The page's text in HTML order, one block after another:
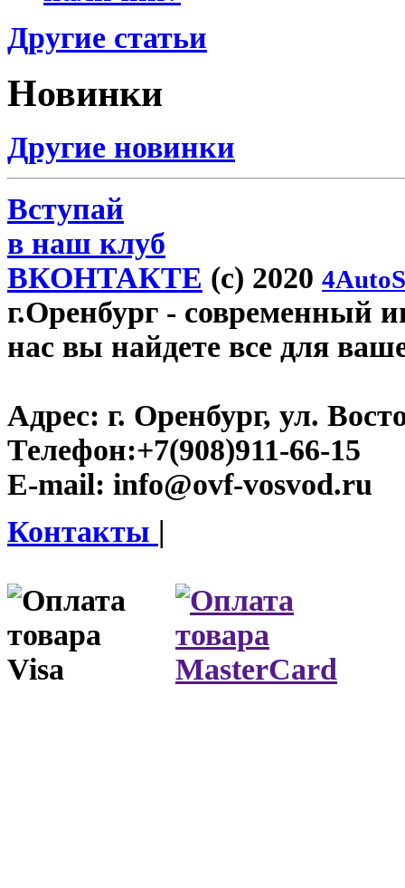
Другие статьи
Новинки
Другие новинки
Вступай
в наш клуб
ВКОНТАКТЕ (c) 2020
г.Оренбург - современный
нас вы найдете все для
Адрес: г. Оренбург, ул.
Телефон:+7(908)911-66-15
E-mail: info@ovf-vosvod.ru
Контакты |